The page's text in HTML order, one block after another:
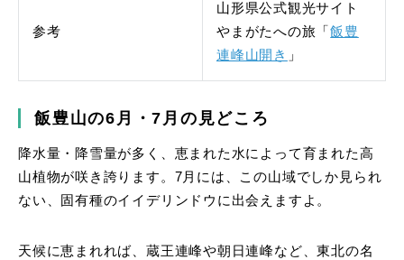
参考
山形県公式観光サイト
やまがたへの旅「飯豊
連峰山開き 」
飯豊山の6月・7月の見どころ
降水量・降雪量が多く、恵まれた水によって育まれた高
山植物が咲き誇ります。7月には、この山域でしか見られ
ない、固有種のイイデリンドウに出会えますよ。
天候に恵まれれば、蔵王連峰や朝日連峰など、東北の名